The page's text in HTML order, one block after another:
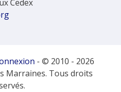
Cedex
- © 2010 - 2026
Marraines. Tous droits